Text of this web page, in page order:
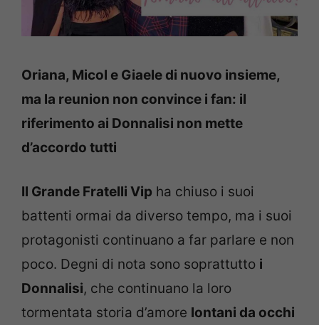
Oriana, Micol e Giaele di nuovo insieme,
ma la reunion non convince i fan: il
riferimento ai Donnalisi non mette
d’accordo tutti
Il Grande Fratelli Vip ha chiuso i suoi
battenti ormai da diverso tempo, ma i suoi
protagonisti continuano a far parlare e non
poco. Degni di nota sono soprattutto i
Donnalisi, che continuano la loro
tormentata storia d’amore lontani da occhi